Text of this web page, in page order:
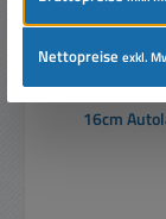
16cm
Nettopreiseexkl.